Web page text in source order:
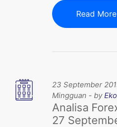
Read More
23 September
Mingguan - by
Analisa
27